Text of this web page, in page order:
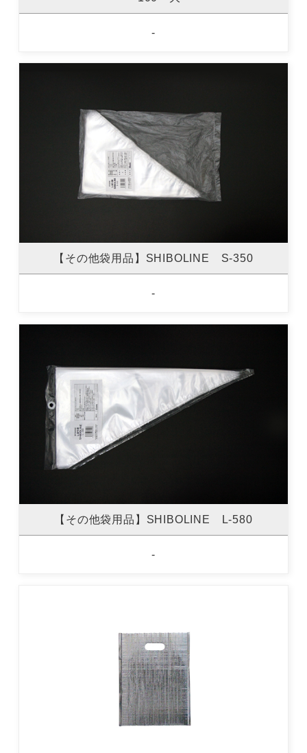
-
【その他袋用品】SHIBOLINE S-350
-
【その他袋用品】SHIBOLINE L-580
-